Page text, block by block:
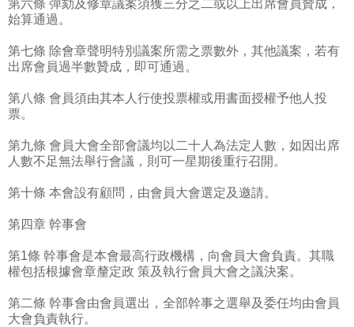
第六條 彈劾及修章議案須獲三分之二或以上出席會員贊成，
始算通過。
第七條 除會章聲明特別議案所需之票數外，其他議案，若有
出席會員過半數贊成，即可通過。
第八條 會員須由其本人行使投票權或用書面授權予他人投
票。
第九條 會員大會全部會議均以二十人為法定人數，如因出席
人數不足無法舉行會議，則可一星期後重行召開。
第十條 本會設有顧問，由會員大會選定及邀請。
第四章 幹事會
第1條 幹事會是本會最高行政機構，向會員大會負責。其職
權包括根據會章釐定政 策及執行會員大會之議決案。
第二條 幹事會由會員選出，全部幹事之選舉及委任均由會員
大會負責執行。